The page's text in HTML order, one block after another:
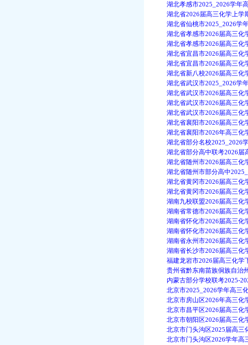
湖北孝感市2025_2026学年高
湖北省2026届高三化学上学
湖北省仙桃市2025_2026学年
湖北省孝感市2026届高三化
湖北省孝感市2026届高三化
湖北省宜昌市2026届高三化
湖北省宜昌市2026届高三化
湖北省新八校2026届高三化
湖北省武汉市2025_2026学年
湖北省武汉市2026届高三化
湖北省武汉市2026届高三化
湖北省武汉市2026届高三化
湖北省襄阳市2026届高三化学
湖北省襄阳市2026年高三化
湖北省部分名校2025_2026学
湖北省部分高中联考2026届高
湖北省随州市2026届高三化
湖北省随州市部分高中
湖北省黄冈市2026届高三化
湖北省黄冈市2026届高三化
湖南九校联盟2026届高三化学
湖南省常德市2026届高三化
湖南省怀化市2026届高三化
湖南省怀化市2026届高三化
湖南省永州市2026届高三化
湖南省长沙市2026届高三化
福建龙岩市2026届高三化学
贵州省黔东南苗族侗族自治州
内蒙古部分学校联考2025-
北京市2025_2026学年高三化
北京市房山区2026年高三化学
北京市昌平区2026届高三化
北京市朝阳区2026届高三化
北京市门头沟区2025届高三
北京市门头沟区2026学年高三